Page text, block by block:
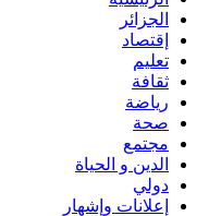
الجزائر
إقتصاد
تعليم
ثقافة
رياضة
صحة
مجتمع
الدين و الحياة
دولي
إعلانات وإشهار